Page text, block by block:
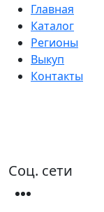
Главная
Каталог
Регионы
Выкуп
Контакты
Соц. сети